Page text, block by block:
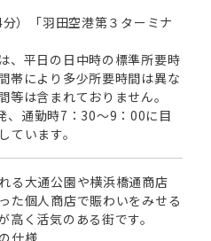
）「羽田空港第３ターミナ
、平日の日中時の標準所要時
帯により多少所要時間は異な
等は含まれておりません。
通勤時7：30～9：00に目
ています。
る大通公園や横浜橋通商店
た個人商店で賑わいをみせる
高く活気のある街です。
仕様